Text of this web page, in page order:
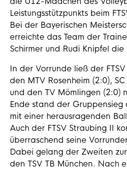
Leistungsstützpunkts beim
Bei der Bayerischen
erreichte das Team der
Schirmer und Rudi Knipfel
In der Vorrunde ließ der
den MTV Rosenheim (2:0),
und den TV Mömlingen (2:0)
Ende stand der Gruppensieg
mit einer herausragenden
Auch der FTSV Straubing II
überraschend seine
Dabei gelang der Zweiten
den TSV TB München. Nach